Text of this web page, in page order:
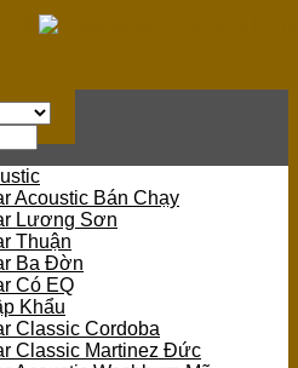
Acoustic Bán Chạy
Lương Sơn
Thuận
Ba Đờn
Có EQ
Khẩu
Classic Cordoba
Classic Martinez Đức